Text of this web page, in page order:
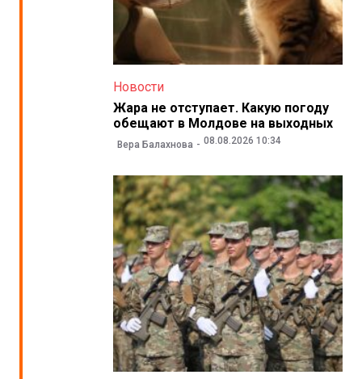
Новости
Жара не отступает. Какую погоду
обещают в Молдове на выходных
Вера Балахнова 08.08.2026 10:34